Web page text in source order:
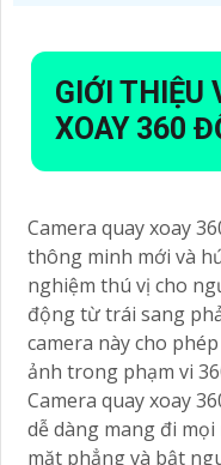
GIỚI THIỆU
XOAY 360
Camera quay xoay
thông minh mới và
nghiệm thú vị cho
động từ trái sang
camera này cho
ảnh trong phạm vi
Camera quay xoay
dễ dàng mang đi
mặt phẳng và bật